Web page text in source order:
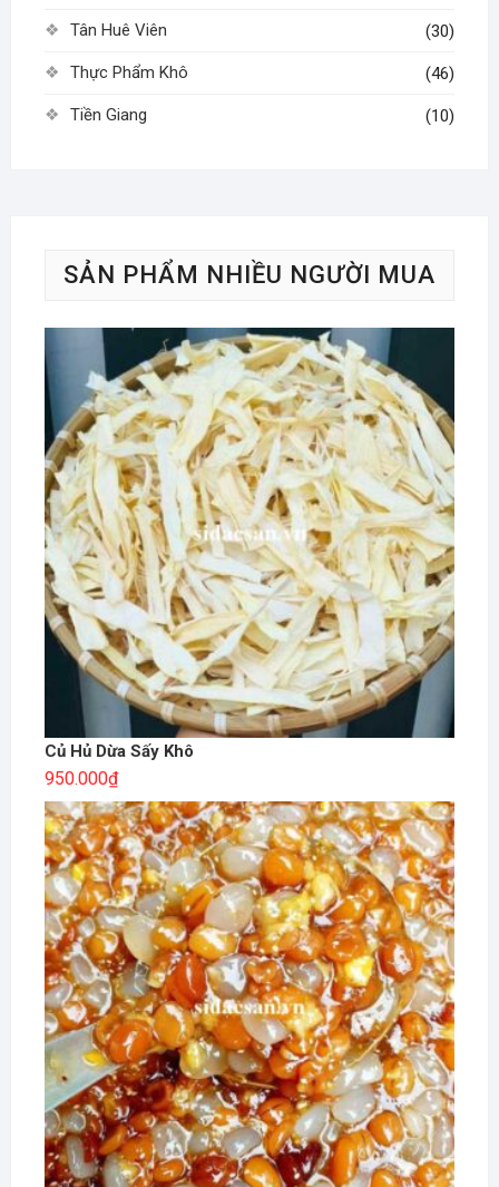
Tân Huê Viên (30)
Thực Phẩm Khô (46)
Tiền Giang (10)
SẢN PHẨM NHIỀU NGƯỜI MUA
Củ Hủ Dừa Sấy Khô
950.000₫